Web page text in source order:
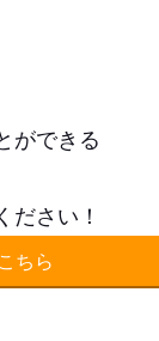
ができる
ださい！
ちら